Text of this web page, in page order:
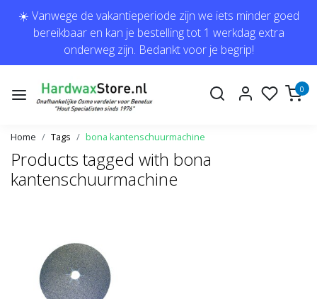
☀️ Vanwege de vakantieperiode zijn we iets minder goed
bereikbaar en kan je bestelling tot 1 werkdag extra
onderweg zijn. Bedankt voor je begrip!
0
Home Tags bona kantenschuurmachine
Products tagged with bona
kantenschuurmachine